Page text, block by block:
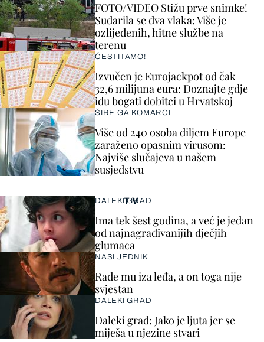
FOTO/VIDEO Stižu prve snimke!
Sudarila se dva vlaka: Više je
ozlijeđenih, hitne službe na
terenu
ČESTITAMO!
Izvučen je Eurojackpot od čak
32,6 milijuna eura: Doznajte gdje
idu bogati dobitci u Hrvatskoj
ŠIRE GA KOMARCI
Više od 240 osoba diljem Europe
zaraženo opasnim virusom:
Najviše slučajeva u našem
susjedstvu
TV
DALEKI GRAD
Ima tek šest godina, a već je jedan
od najnagrađivanijih dječjih
glumaca
NASLJEDNIK
Rade mu iza leđa, a on toga nije
svjestan
DALEKI GRAD
Daleki grad: Jako je ljuta jer se
miješa u njezine stvari